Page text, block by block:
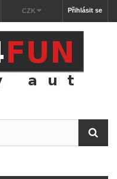
Přihlásit se
CZK